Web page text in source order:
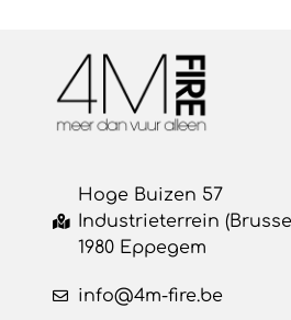
Hoge Buizen 57
Industrieterrein
1980 Eppegem
info@4m-fire.be